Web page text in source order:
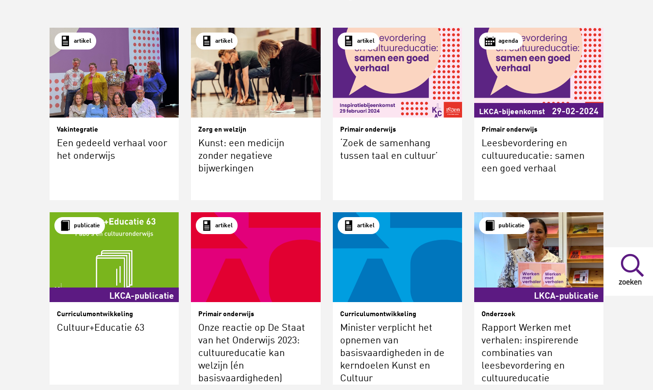
zoeken
artikel
Vakintegratie
Een gedeeld verhaal voor
het onderwijs
artikel
Zorg en welzijn
Kunst: een medicijn
zonder negatieve
bijwerkingen
artikel
Primair onderwijs
‘Zoek de samenhang
tussen taal en cultuur’
agenda
LKCA-bijeenkomst 29-02-2024
Primair onderwijs
Leesbevordering en
cultuureducatie: samen
een goed verhaal
publicatie
LKCA-publicatie
Curriculumontwikkeling
Cultuur+Educatie 63
artikel
Primair onderwijs
Onze reactie op De Staat
van het Onderwijs 2023:
cultuureducatie kan
welzijn (én
basisvaardigheden)
artikel
Curriculumontwikkeling
Minister verplicht het
opnemen van
basisvaardigheden in de
kerndoelen Kunst en
Cultuur
publicatie
LKCA-publicatie
Onderzoek
Rapport Werken met
verhalen: inspirerende
combinaties van
leesbevordering en
cultuureducatie